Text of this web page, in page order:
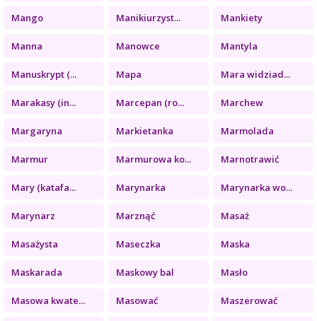
Mango Manikiurzyst... Mankiety
Manna Manowce Mantyla
Manuskrypt (... Mapa Mara widziad...
Marakasy (in... Marcepan (ro... Marchew
Margaryna Markietanka Marmolada
Marmur Marmurowa ko... Marnotrawić
Mary (katafa... Marynarka Marynarka wo...
Marynarz Marznąć Masaż
Masażysta Maseczka Maska
Maskarada Maskowy bal Masło
Masowa kwate... Masować Maszerować